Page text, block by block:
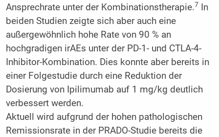
Ansprechrate unter der Kombinationstherapie.7
In
beiden Studien zeigte sich aber auch eine
außergewöhnlich hohe Rate von 90 % an
hochgradigen irAEs unter der PD-1- und CTLA-4-
Inhibitor-Kombination. Dies konnte aber bereits in
einer Folgestudie durch eine Reduktion der
Dosierung von Ipilimumab auf 1 mg/kg deutlich
verbessert werden.
Aktuell wird aufgrund der hohen pathologischen
Remissionsrate in der PRADO-Studie bereits die